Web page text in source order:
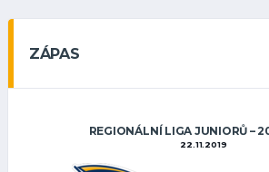
ZÁPAS
REGIONÁLNÍ LIGA JUNIORŮ –
22.11.2019